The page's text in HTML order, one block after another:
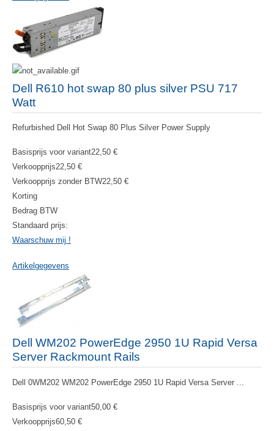
Dell R610 hot swap 80 plus silver PSU 717
Watt
Refurbished Dell Hot Swap 80 Plus Silver Power Supply
Basisprijs voor variant22,50 €
Verkoopprijs22,50 €
Verkoopprijs zonder BTW22,50 €
Korting
Bedrag BTW
Standaard prijs:
Waarschuw mij !
Artikelgegevens
Dell WM202 PowerEdge 2950 1U Rapid Versa
Server Rackmount Rails
Dell 0WM202 WM202 PowerEdge 2950 1U Rapid Versa Server ...
Basisprijs voor variant50,00 €
Verkoopprijs60,50 €